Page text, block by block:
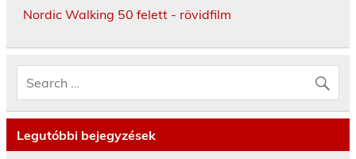
Nordic Walking 50 felett - rövidfilm
Legutóbbi bejegyzések